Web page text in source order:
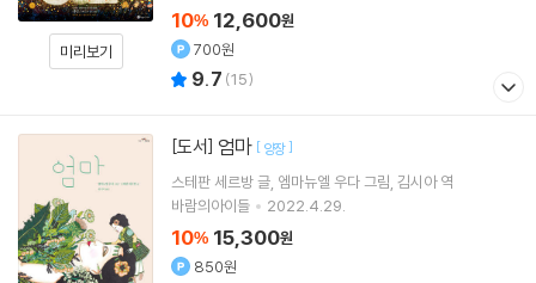
미리보기
10% 12,600원
700원
9.7 (15)
[도서] 엄마 [ 양장]
스테판 세르방글 엠마뉴엘 우다그림 김시아역
바람의아이들
2022.4.29.
10% 15,300원
850원